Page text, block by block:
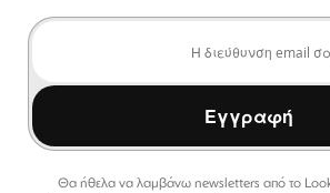
Εγγραφή
Θα ήθελα να λαμβάνω newsletters από το